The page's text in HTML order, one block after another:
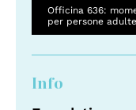
Officina 636:
per persone
Info